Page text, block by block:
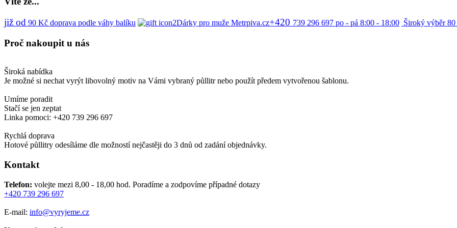
již od 90 Kč doprava podle váhy balíku Dárky pro muže Metrpiva.cz+420 739 296 697 po - pá 8:00 - 18:00 Široký výběr80
Proč nakoupit u nás
Široká nabídka
Je možné si nechat vyrýt libovolný motiv na Vámi vybraný půllitr nebo použít předem vytvořenou šablonu.
Umíme poradit
Stačí se jen zeptat
Linka pomoci: +420 739 296 697
Rychlá doprava
Hotové půllitry odesíláme dle možností nejčastěji do 3 dnů od zadání objednávky.
Kontakt
Telefon: volejte mezi 8,00 - 18,00 hod. Poradíme a zodpovíme případné dotazy
+420 739 296 697
E-mail: info@vyryjeme.cz